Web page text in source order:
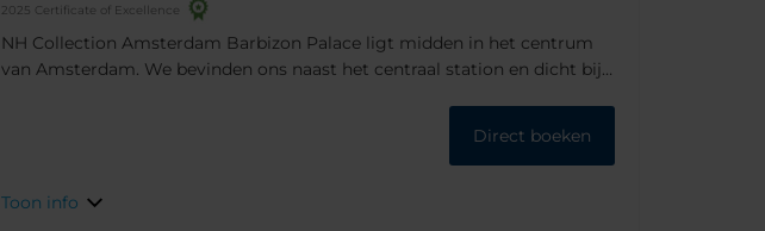
2025 Certificate of Excellence
NH Collection Amsterdam Barbizon Palace ligt midden in het centrum
van Amsterdam. We bevinden ons naast het centraal station en dicht bij
Direct boeken
Toon info